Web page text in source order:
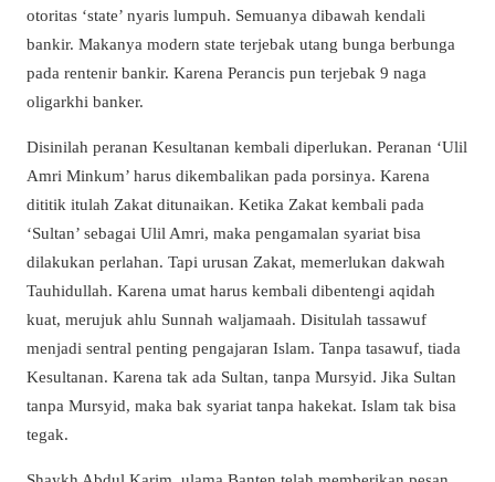
otoritas ‘state’ nyaris lumpuh. Semuanya dibawah kendali
bankir. Makanya modern state terjebak utang bunga berbunga
pada rentenir bankir. Karena Perancis pun terjebak 9 naga
oligarkhi banker.
Disinilah peranan Kesultanan kembali diperlukan. Peranan ‘Ulil
Amri Minkum’ harus dikembalikan pada porsinya. Karena
dititik itulah Zakat ditunaikan. Ketika Zakat kembali pada
‘Sultan’ sebagai Ulil Amri, maka pengamalan syariat bisa
dilakukan perlahan. Tapi urusan Zakat, memerlukan dakwah
Tauhidullah. Karena umat harus kembali dibentengi aqidah
kuat, merujuk ahlu Sunnah waljamaah. Disitulah tassawuf
menjadi sentral penting pengajaran Islam. Tanpa tasawuf, tiada
Kesultanan. Karena tak ada Sultan, tanpa Mursyid. Jika Sultan
tanpa Mursyid, maka bak syariat tanpa hakekat. Islam tak bisa
tegak.